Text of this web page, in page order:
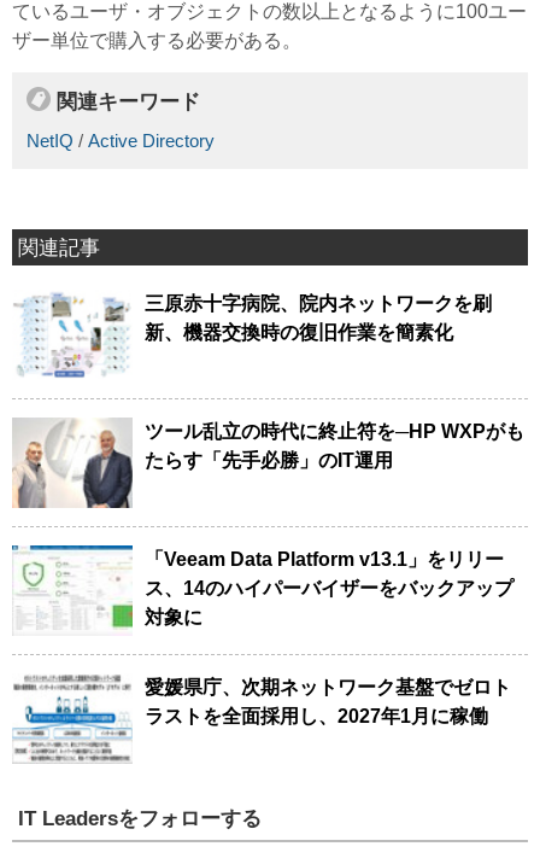
ているユーザ・オブジェクトの数以上となるように100ユー
ザー単位で購入する必要がある。
関連キーワード
NetIQ / Active Directory
関連記事
三原赤十字病院、院内ネットワークを刷
新、機器交換時の復旧作業を簡素化
ツール乱立の時代に終止符を─HP WXPがも
たらす「先手必勝」のIT運用
「Veeam Data Platform v13.1」をリリー
ス、14のハイパーバイザーをバックアップ
対象に
愛媛県庁、次期ネットワーク基盤でゼロト
ラストを全面採用し、2027年1月に稼働
IT Leadersをフォローする